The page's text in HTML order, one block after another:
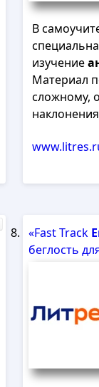
В
изучение
Материал
сложному,
«Fast Track
беглость